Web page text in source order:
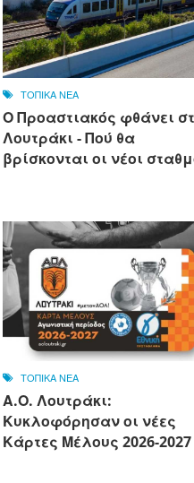
ΤΟΠΙΚΑ ΝΕΑ
Ο Προαστιακός φθάνει
Λουτράκι - Πού θα
βρίσκονται οι νέοι
ΤΟΠΙΚΑ ΝΕΑ
Α.Ο. Λουτράκι:
Κυκλοφόρησαν οι νέες
Κάρτες Μέλους 2026-2027